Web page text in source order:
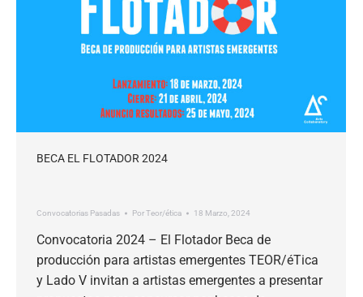
BECA EL FLOTADOR 2024
Convocatorias Pasadas PorTeor/ética 18 Marzo, 2024
Convocatoria 2024 – El Flotador Beca de
producción para artistas emergentes TEOR/éTica
y Lado V invitan a artistas emergentes a presentar